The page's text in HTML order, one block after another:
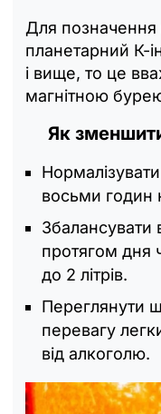
Для позначення
планетарний К-
і вище, то це
магнітною
Як
восьми годин
Збалансувати
протягом дня
до 2 літрів.
Переглянути
перевагу
від алкоголю.